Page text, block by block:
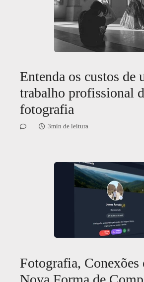
Entenda os custos de
trabalho profissional
fotografia
3min de leitura
Fotografia, Conexões